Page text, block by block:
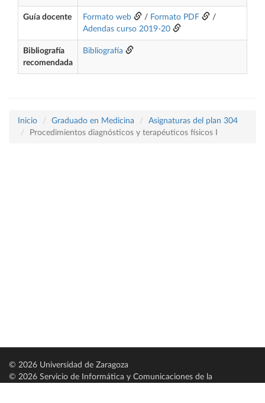
Guía docente Formato web / Formato PDF
/
Adendas curso 2019-20
Bibliografía
recomendada
Bibliografía
Inicio Graduado en Medicina
Asignaturas del plan 304
Procedimientos diagnósticos y terapéuticos físicos I
© 2026 Universidad de Zaragoza
© 2026 Servicio de Informática y Comunicaciones de la